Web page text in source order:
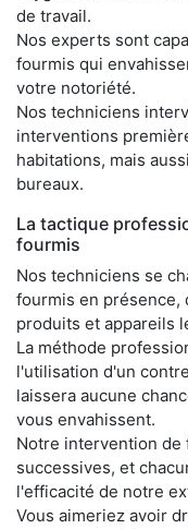
de travail.
Nos experts sont
fourmis qui
votre notoriété.
Nos techniciens
interventions
habitations, mais
bureaux.
La tactique
fourmis
Nos techniciens se
fourmis en présence,
produits et appareils
La méthode
l'utilisation d'un
laissera aucune
vous envahissent.
Notre intervention de
successives, et
l'efficacité de notre
Vous aimeriez avoir